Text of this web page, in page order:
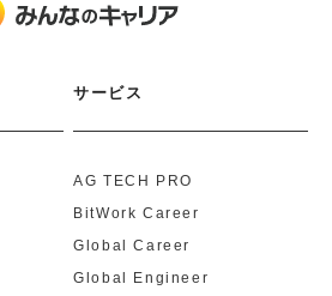
サービス
AG TECH PRO
BitWork Career
Global Career
Global Engineer